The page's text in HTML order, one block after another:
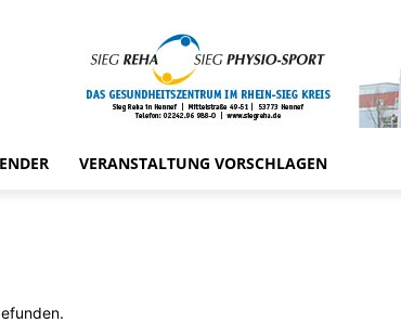
VERANSTALTUNG VORSCHLAGEN